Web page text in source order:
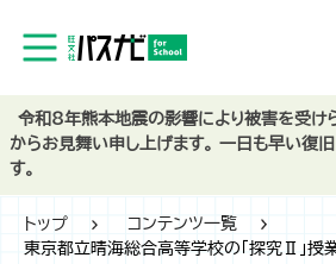
トップ
コンテンツ一覧
東京都立晴海総合高等学校の「探究Ⅱ」
令和8年熊本地震の影響により被害を受け
からお見舞い申し上げます。 一日も早い復
す。